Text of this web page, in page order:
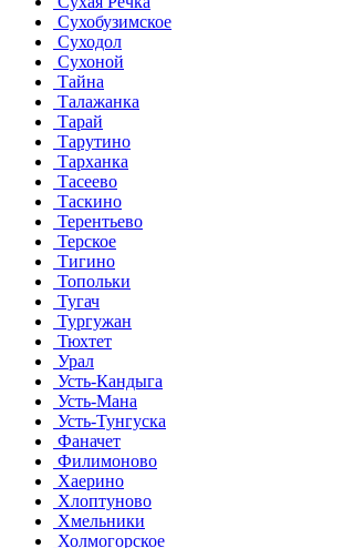
Сухобузимское
Суходол
Сухоной
Тайна
Талажанка
Тарай
Тарутино
Тарханка
Тасеево
Таскино
Терентьево
Терское
Тигино
Топольки
Тугач
Тургужан
Тюхтет
Урал
Усть-Кандыга
Усть-Мана
Усть-Тунгуска
Фаначет
Филимоново
Хаерино
Хлоптуново
Хмельники
Холмогорское